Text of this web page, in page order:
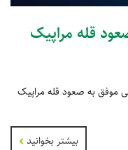
قله مراپیک
به صعود قله مراپیک
بیشتر بخوانید